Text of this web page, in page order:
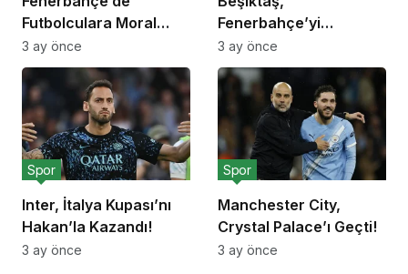
Futbolculara Moral
Yemeği!
3 ay önce
Fenerbahçe’yi
Deplasmanda Yendi!
3 ay önce
Inter, İtalya Kupası’nı
Hakan’la Kazandı!
Spor
3 ay önce
Manchester City,
Crystal Palace’ı Geçti!
Spor
3 ay önce